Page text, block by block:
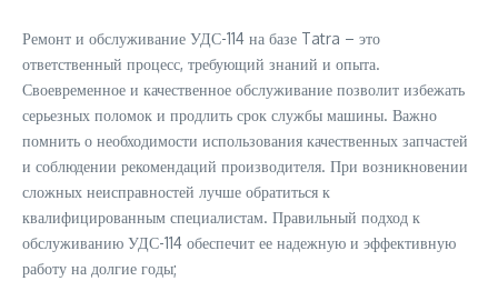
Ремонт и обслуживание УДС-114 на базе Tatra – это
ответственный процесс, требующий знаний и опыта.
Своевременное и качественное обслуживание позволит избежать
серьезных поломок и продлить срок службы машины. Важно
помнить о необходимости использования качественных запчастей
и соблюдении рекомендаций производителя. При возникновении
сложных неисправностей лучше обратиться к
квалифицированным специалистам. Правильный подход к
обслуживанию УДС-114 обеспечит ее надежную и эффективную
работу на долгие годы;